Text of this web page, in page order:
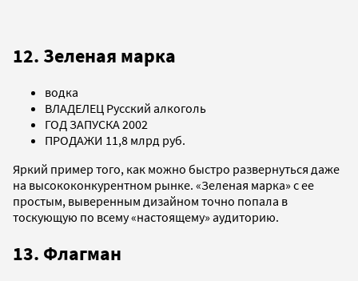
12. Зеленая марка
водка
ВЛАДЕЛЕЦ Русский алкоголь
ГОД ЗАПУСКА 2002
ПРОДАЖИ 11,8 млрд руб.
Яркий пример того, как можно быстро развернуться даже
на высококонкурентном рынке. «Зеленая марка» с ее
простым, выверенным дизайном точно попала в
тоскующую по всему «настоящему» аудиторию.
13. Флагман